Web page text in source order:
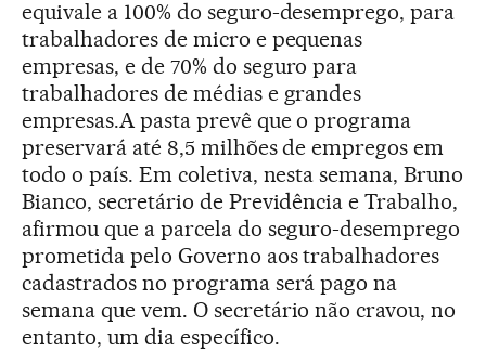
equivale a 100% do seguro-desemprego, para
trabalhadores de micro e pequenas
empresas, e de 70% do seguro para
trabalhadores de médias e grandes
empresas.A pasta prevê que o programa
preservará até 8,5 milhões de empregos em
todo o país. Em coletiva, nesta semana, Bruno
Bianco, secretário de Previdência e Trabalho,
afirmou que a parcela do seguro-desemprego
prometida pelo Governo aos trabalhadores
cadastrados no programa será pago na
semana que vem. O secretário não cravou, no
entanto, um dia específico.